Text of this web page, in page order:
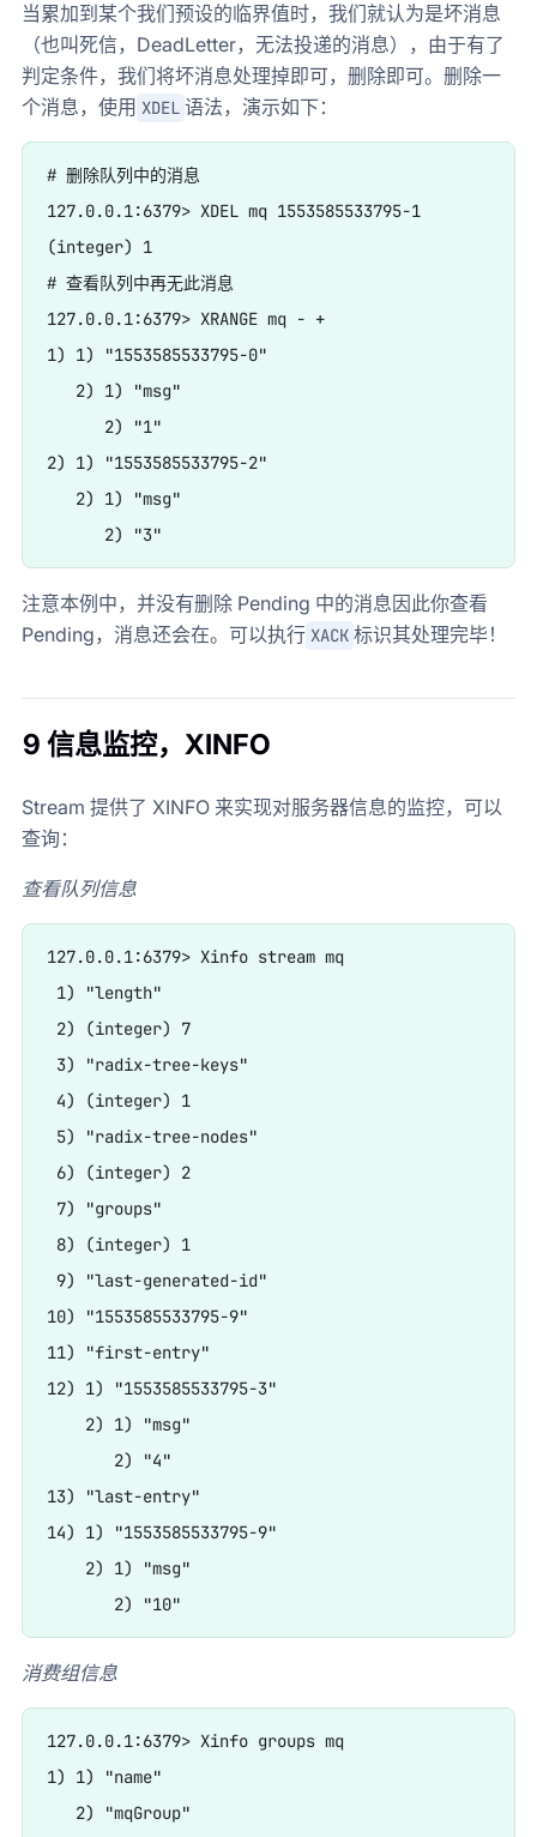
当累加到某个我们预设的临界值时，我们就认为是坏消息
（也叫死信，DeadLetter，无法投递的消息），由于有了
判定条件，我们将坏消息处理掉即可，删除即可。删除一
个消息，使用 XDEL 语法，演示如下：
# 删除队列中的消息
127.0.0.1:6379> XDEL mq 1553585533795-1
(integer) 1
# 查看队列中再无此消息
127.0.0.1:6379> XRANGE mq - +
1) 1) "1553585533795-0"
   2) 1) "msg"
      2) "1"
2) 1) "1553585533795-2"
   2) 1) "msg"
注意本例中，并没有删除 Pending 中的消息因此你查看
Pending，消息还会在。可以执行 XACK 标识其处理完毕！
9 信息监控，XINFO
Stream 提供了 XINFO 来实现对服务器信息的监控，可以
查询：
查看队列信息
127.0.0.1:6379> Xinfo stream mq
1) "length"
2) (integer) 7
3) "radix-tree-keys"
4) (integer) 1
5) "radix-tree-nodes"
6) (integer) 2
7) "groups"
8) (integer) 1
9) "last-generated-id"
10) "1553585533795-9"
11) "first-entry"
12) 1) "1553585533795-3"
    2) 1) "msg"
       2) "4"
13) "last-entry"
14) 1) "1553585533795-9"
    2) 1) "msg"
消费组信息
127.0.0.1:6379> Xinfo groups mq
1) 1) "name"
   2) "mqGroup"